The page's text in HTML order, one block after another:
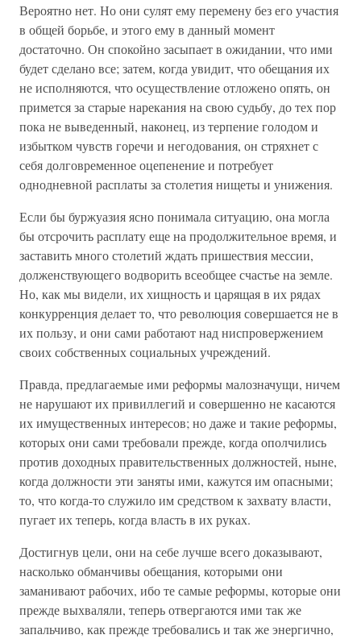
Вероятно нет. Но они сулят ему перемену без его участия
в общей борьбе, и этого ему в данный момент
достаточно. Он спокойно засыпает в ожидании, что ими
будет сделано все; затем, когда увидит, что обещания их
не исполняются, что осуществление отложено опять, он
примется за старые нарекания на свою судьбу, до тех пор
пока не выведенный, наконец, из терпение голодом и
избытком чувств горечи и негодования, он стряхнет с
себя долговременное оцепенение и потребует
однодневной расплаты за столетия нищеты и унижения.
Если бы буржуазия ясно понимала ситуацию, она могла
бы отсрочить расплату еще на продолжительное время, и
заставить много столетий ждать пришествия мессии,
долженствующего водворить всеобщее счастье на земле.
Но, как мы видели, их хищность и царящая в их рядах
конкурренция делает то, что революция совершается не в
их пользу, и они сами работают над ниспровержением
своих собственных социальных учреждений.
Правда, предлагаемые ими реформы малозначущи, ничем
не нарушают их привиллегий и совершенно не касаются
их имущественных интересов; но даже и такие реформы,
которых они сами требовали прежде, когда ополчились
против доходных правительственных должностей, ныне,
когда должности эти заняты ими, кажутся им опасными;
то, что когда-то служило им средством к захвату власти,
пугает их теперь, когда власть в их руках.
Достигнув цели, они на себе лучше всего доказывают,
насколько обманчивы обещания, которыми они
заманивают рабочих, ибо те самые реформы, которые они
прежде выхваляли, теперь отвергаются ими так же
запальчиво, как прежде требовались и так же энергично,